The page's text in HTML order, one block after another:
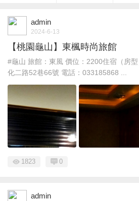
admin
2024-6-13
【桃園龜山】東楓時尚旅館
#龜山 旅館：東風 價位：2200住宿（房
化二路52巷66號 電話：033185868 ...
1823 0
admin